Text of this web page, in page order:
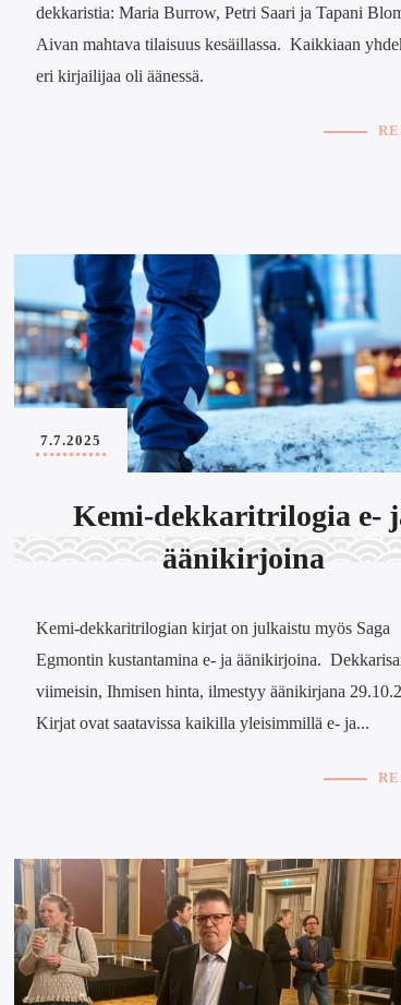
dekkaristia: Maria Burrow, Petri Saari ja Tapani
Aivan mahtava tilaisuus kesäillassa. Kaikkiaan
eri kirjailijaa oli äänessä.
Kemi-dekkaritrilogia e-
äänikirjoina
Kemi-dekkaritrilogian kirjat on julkaistu myös Saga
Egmontin kustantamina e- ja äänikirjoina.
viimeisin, Ihmisen hinta, ilmestyy äänikirjana
Kirjat ovat saatavissa kaikilla yleisimmillä e- ja...
7.7.2025